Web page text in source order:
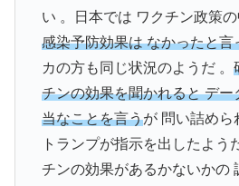
い 。日本では ワクチン政策
感染予防効果は なかったと言
カの方も同じ状況のようだ 。
チンの効果を聞かれると デ
当なことを言うが 問い詰めら
トランプが指示を出したよう
チンの効果があるかないかの